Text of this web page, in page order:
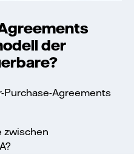
der
Purchase-Agreements
zwischen